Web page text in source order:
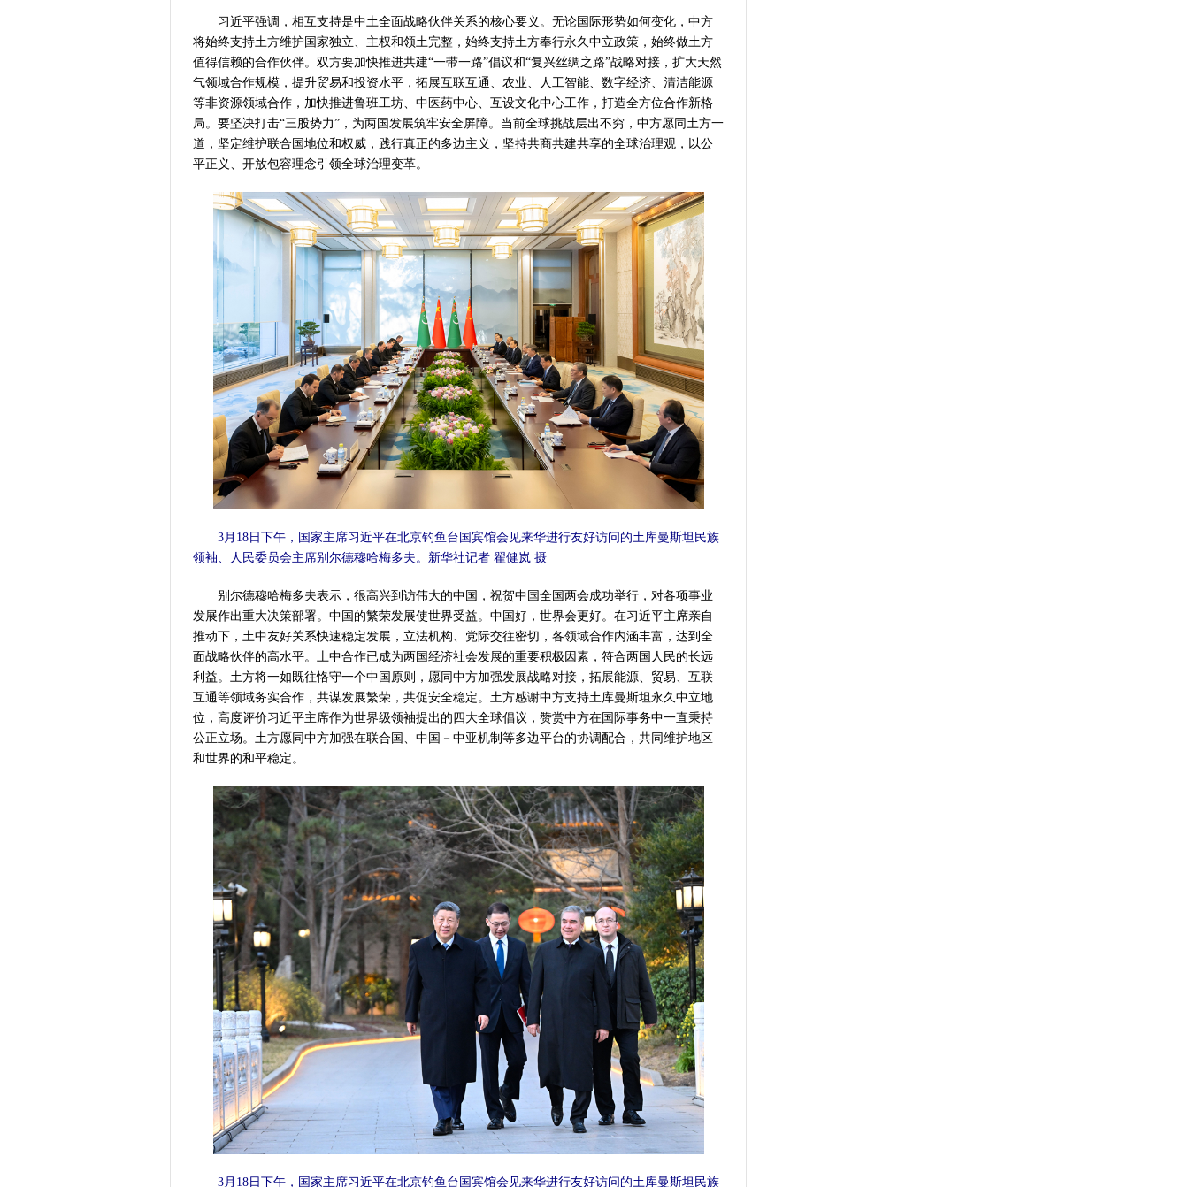
习近平强调，相互支持是中土全面战略伙伴关系的核心要义。无论国际形势如何变化，中方
将始终支持土方维护国家独立、主权和领土完整，始终支持土方奉行永久中立政策，始终做土方
值得信赖的合作伙伴。双方要加快推进共建“一带一路”倡议和“复兴丝绸之路”战略对接，扩大天然
气领域合作规模，提升贸易和投资水平，拓展互联互通、农业、人工智能、数字经济、清洁能源
等非资源领域合作，加快推进鲁班工坊、中医药中心、互设文化中心工作，打造全方位合作新格
局。要坚决打击“三股势力”，为两国发展筑牢安全屏障。当前全球挑战层出不穷，中方愿同土方一
道，坚定维护联合国地位和权威，践行真正的多边主义，坚持共商共建共享的全球治理观，以公
平正义、开放包容理念引领全球治理变革。
3月18日下午，国家主席习近平在北京钓鱼台国宾馆会见来华进行友好访问的土库曼斯坦民族
领袖、人民委员会主席别尔德穆哈梅多夫。新华社记者 翟健岚 摄
别尔德穆哈梅多夫表示，很高兴到访伟大的中国，祝贺中国全国两会成功举行，对各项事业
发展作出重大决策部署。中国的繁荣发展使世界受益。中国好，世界会更好。在习近平主席亲自
推动下，土中友好关系快速稳定发展，立法机构、党际交往密切，各领域合作内涵丰富，达到全
面战略伙伴的高水平。土中合作已成为两国经济社会发展的重要积极因素，符合两国人民的长远
利益。土方将一如既往恪守一个中国原则，愿同中方加强发展战略对接，拓展能源、贸易、互联
互通等领域务实合作，共谋发展繁荣，共促安全稳定。土方感谢中方支持土库曼斯坦永久中立地
位，高度评价习近平主席作为世界级领袖提出的四大全球倡议，赞赏中方在国际事务中一直秉持
公正立场。土方愿同中方加强在联合国、中国－中亚机制等多边平台的协调配合，共同维护地区
和世界的和平稳定。
3月18日下午，国家主席习近平在北京钓鱼台国宾馆会见来华进行友好访问的土库曼斯坦民族